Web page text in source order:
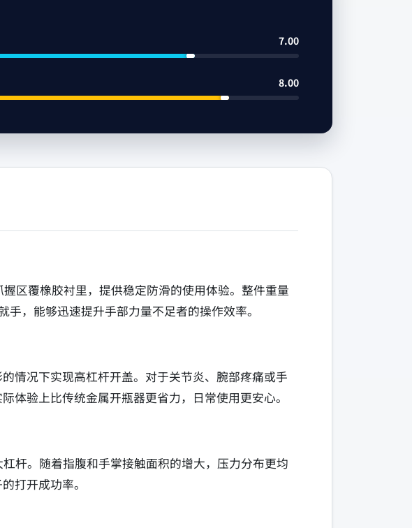
7.00
8.00
区覆橡胶衬里，提供稳定防滑的使用体验。整件重量
，能够迅速提升手部力量不足者的操作效率。
情况下实现高杠杆开盖。对于关节炎、腕部疼痛或手
体验上比传统金属开瓶器更省力，日常使用更安心。
杆。随着指腹和手掌接触面积的增大，压力分布更均
打开成功率。